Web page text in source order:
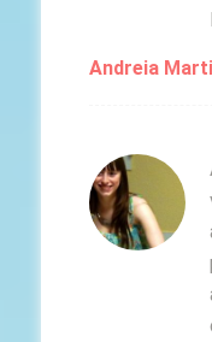
Andreia